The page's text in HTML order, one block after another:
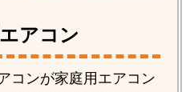
アコン
コンが家庭用エアコン